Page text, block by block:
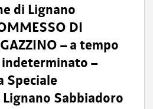
di Lignano
DI
– a tempo
indeterminato –
Speciale
Sabbiadoro